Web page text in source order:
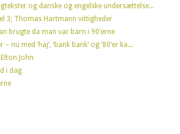
og danske og engelske undersættelse...
3; Thomas Hartmann vittigheder
brugte da man var barn i 90’erne
nu med ‘haj’, ‘bank bank’ og ’80’er ka...
John
i dag